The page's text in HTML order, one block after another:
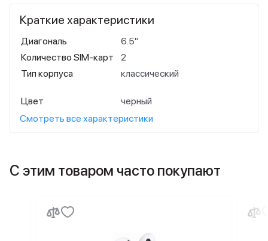
Краткие характеристики
Диагональ
6.5"
Количество SIM-карт
2
Тип корпуса
классический
Цвет
черный
Смотреть все характеристики
С этим товаром часто покупают